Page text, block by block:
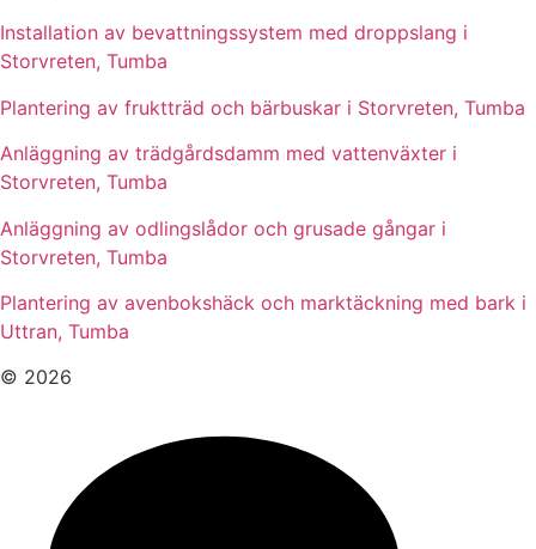
Installation av bevattningssystem med droppslang i
Storvreten, Tumba
Plantering av fruktträd och bärbuskar i Storvreten, Tumba
Anläggning av trädgårdsdamm med vattenväxter i
Storvreten, Tumba
Anläggning av odlingslådor och grusade gångar i
Storvreten, Tumba
Plantering av avenbokshäck och marktäckning med bark i
Uttran, Tumba
© 2026